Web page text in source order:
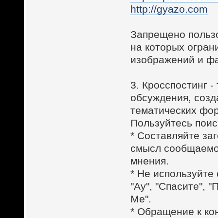
http://gyazo.com
Запрещено
на которых
изображений и
3. Кросспостинг
обсуждения,
тематических
Пользуйтесь
* Составляйте
смысл
мнения.
* Не
"Ау", "Спасите",
Me".
* Обращение к